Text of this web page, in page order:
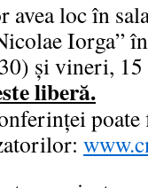
loc în
Iorga”
şi vineri,
liberă.
poate